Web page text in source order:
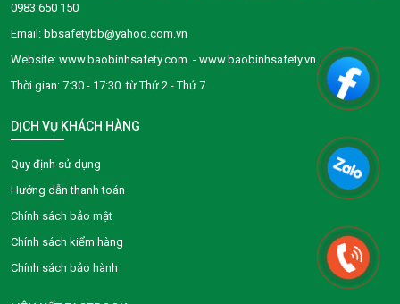
0983 650 150
Email: bbsafetybb@yahoo.com.vn
Website: www.baobinhsafety.com - www.baobinhsafety.vn
Thời gian: 7:30 - 17:30 từ Thứ 2 - Thứ 7
DỊCH VỤ KHÁCH HÀNG
Quy định sử dụng
Hướng dẫn thanh toán
Chính sách bảo mật
Chính sách kiểm hàng
Chính sách bảo hành